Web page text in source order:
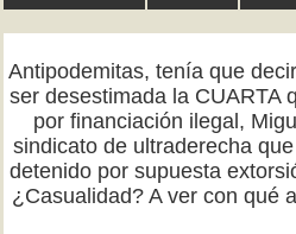
Antipodemitas, tenía que
ser desestimada la CUARTA
por financiación ilegal,
sindicato de ultraderecha
detenido por supuesta
¿Casualidad? A ver con qué